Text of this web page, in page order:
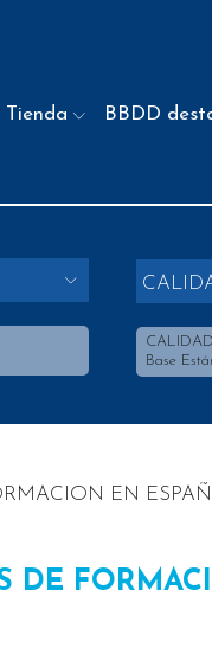
Tienda BBDD
CALIDAD
Base
EN
DE